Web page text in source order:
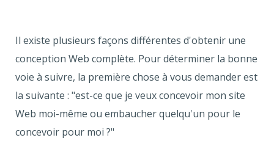
Il existe plusieurs façons différentes d'obtenir une
conception Web complète. Pour déterminer la bonne
voie à suivre, la première chose à vous demander est
la suivante : "est-ce que je veux concevoir mon site
Web moi-même ou embaucher quelqu'un pour le
concevoir pour moi ?"